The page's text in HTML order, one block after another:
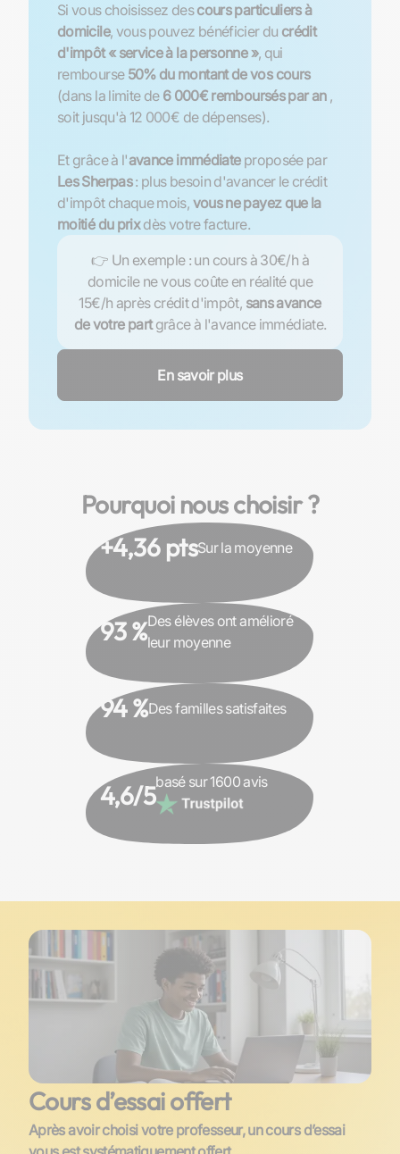
Si vous choisissez descours particuliers à
domicile, vous pouvez bénéficier du crédit
d'impôt « service à la personne », qui
rembourse 50% du montant de vos cours
(dans la limite de 6 000€ remboursés par an,
soit jusqu'à 12 000€ de dépenses).
Et grâce à l'avance immédiateproposée par
Les Sherpas: plus besoin d'avancer le crédit
d'impôt chaque mois, vous ne payez que la
moitié du prixdès votre facture.
👉 Un exemple : un cours à 30€/h à
domicile ne vous coûte en réalité que
15€/h après crédit d'impôt, sans avance
de votre partgrâce à l'avance immédiate.
En savoir plus
Pourquoi nous choisir ?
+4,36 ptsSur la moyenne
93 %Des élèves ont amélioré
leur moyenne
94 %Des familles satisfaites
4,6/5basé sur 1600 avis
Cours d’essai offert
Après avoir choisi votre professeur, un cours d’essai